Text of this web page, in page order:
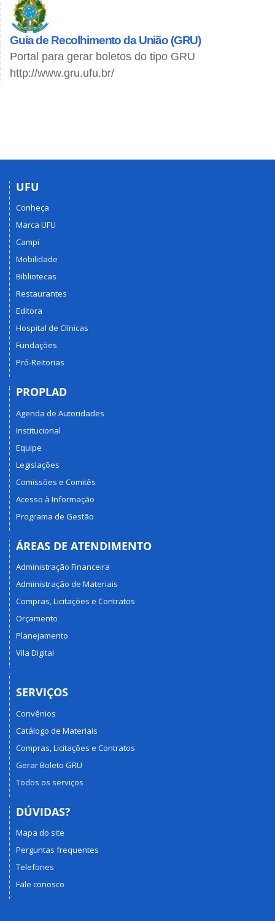
Guia de Recolhimento da União (GRU)
Portal para gerar boletos do tipo GRU
http://www.gru.ufu.br/
UFU
Conheça
Marca UFU
Campi
Mobilidade
Bibliotecas
Restaurantes
Editora
Hospital de Clínicas
Fundações
Pró-Reitorias
PROPLAD
Agenda de Autoridades
Institucional
Equipe
Legislações
Comissões e Comitês
Acesso à Informação
Programa de Gestão
ÁREAS DE ATENDIMENTO
Administração Financeira
Administração de Materiais
Compras, Licitações e Contratos
Orçamento
Planejamento
Vila Digital
SERVIÇOS
Convênios
Catálogo de Materiais
Compras, Licitações e Contratos
Gerar Boleto GRU
Todos os serviços
DÚVIDAS?
Mapa do site
Perguntas frequentes
Telefones
Fale conosco